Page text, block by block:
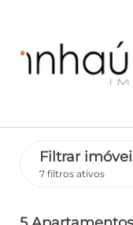
Filtrar
7 filtros ativos